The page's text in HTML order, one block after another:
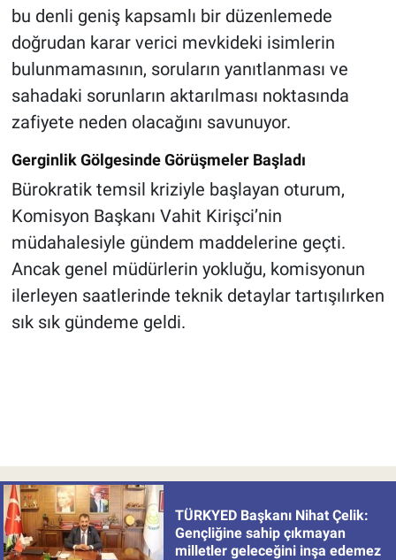
bu denli geniş kapsamlı bir düzenlemede
doğrudan karar verici mevkideki isimlerin
bulunmamasının, soruların yanıtlanması ve
sahadaki sorunların aktarılması noktasında
zafiyete neden olacağını savunuyor.
Gerginlik Gölgesinde Görüşmeler Başladı
Bürokratik temsil kriziyle başlayan oturum,
Komisyon Başkanı Vahit Kirişci’nin
müdahalesiyle gündem maddelerine geçti.
Ancak genel müdürlerin yokluğu, komisyonun
ilerleyen saatlerinde teknik detaylar tartışılırken
sık sık gündeme geldi.
TÜRKYED Başkanı Nihat Çelik:
Gençliğine sahip çıkmayan
milletler geleceğini inşa edemez